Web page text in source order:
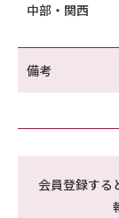
中部・関西
備考
会員登録する